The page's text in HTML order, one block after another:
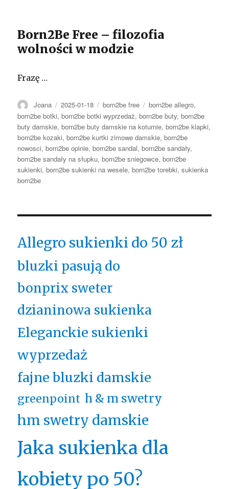
Born2Be Free – filozofia
wolności w modzie
Frazę …
Autor
Joana Opublikowano
2025-01-18 Kategorie
born2be free Tagi
born2be allegro,
born2be botki,born2be botki wyprzedaż,born2be buty,born2be
buty damskie,born2be buty damskie na koturnie,born2be klapki,
born2be kozaki,born2be kurtki zimowe damskie,born2be
nowosci,born2be opinie,born2be sandal,born2be sandały,
born2be sandały na słupku,born2be sniegowce,born2be
sukienki,born2be sukienki na wesele,born2be torebki,sukienka
born2be
Allegro sukienki do 50 zł
bluzki pasują do
bonprix sweter
dzianinowa sukienka
Eleganckie sukienki
wyprzedaż
fajne bluzki damskie
greenpoint h & m swetry
hm swetry damskie
Jaka sukienka dla
kobiety po 50?